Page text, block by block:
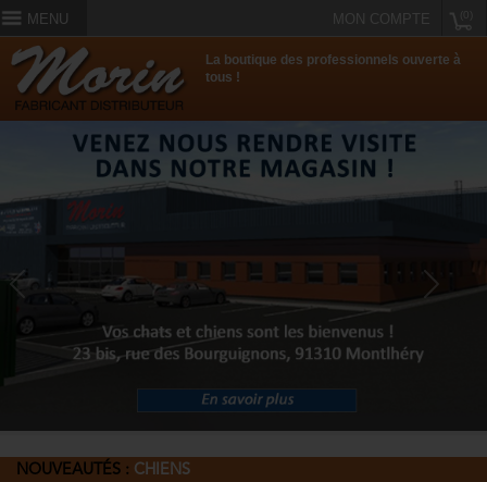
MENU MON COMPTE
La boutique des professionnels ouverte à
tous !
Previous Next
NOUVEAUTÉS : CHIENS